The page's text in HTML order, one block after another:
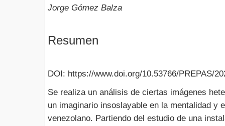
Jorge Gómez Balza
Resumen
DOI: https://www.doi.org/10.53766/PREPAS/
Se realiza un análisis de ciertas imágenes
un imaginario insoslayable en la mentalidad y
venezolano. Partiendo del estudio de una